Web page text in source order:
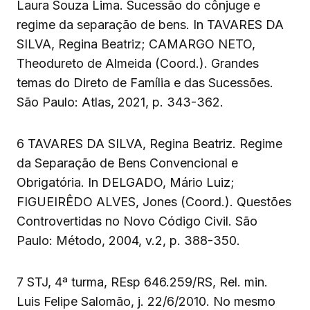
Laura Souza Lima. Sucessão do cônjuge e
regime da separação de bens. In TAVARES DA
SILVA, Regina Beatriz; CAMARGO NETO,
Theodureto de Almeida (Coord.). Grandes
temas do Direto de Família e das Sucessões.
São Paulo: Atlas, 2021, p. 343-362.
6 TAVARES DA SILVA, Regina Beatriz. Regime
da Separação de Bens Convencional e
Obrigatória. In DELGADO, Mário Luiz;
FIGUEIRÊDO ALVES, Jones (Coord.). Questões
Controvertidas no Novo Código Civil. São
Paulo: Método, 2004, v.2, p. 388-350.
7 STJ, 4ª turma, REsp 646.259/RS, Rel. min.
Luis Felipe Salomão, j. 22/6/2010. No mesmo